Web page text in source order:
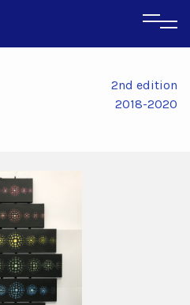
2nd edition
2018-2020